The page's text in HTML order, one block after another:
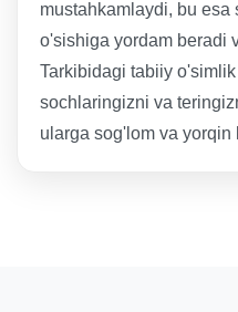
mustahkamlaydi, bu
o'sishiga yordam beradi
Tarkibidagi tabiiy
sochlaringizni va
ularga sog'lom va